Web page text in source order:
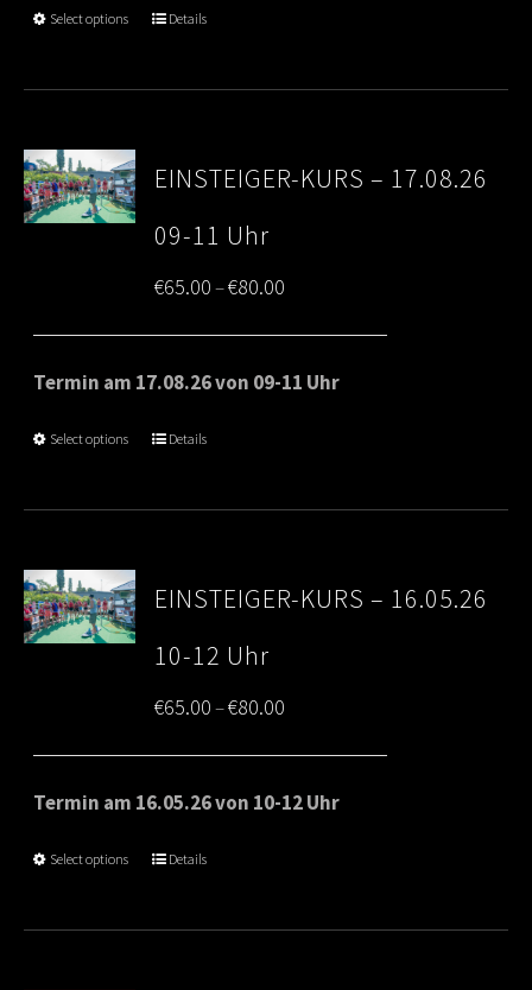
Select options Details
EINSTEIGER-KURS – 17.08.26
09-11 Uhr
€65.00–€80.00
range:
€65.00
Termin am 17.08.26 von 09-11 Uhr
Select options Details
EINSTEIGER-KURS – 16.05.26
10-12 Uhr
€65.00–€80.00
range:
€65.00
Termin am 16.05.26 von 10-12 Uhr
Select options Details